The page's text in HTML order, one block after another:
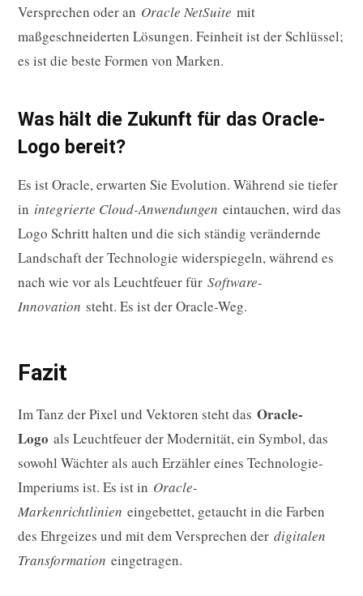
Versprechen oder an Oracle NetSuite mit
maßgeschneiderten Lösungen. Feinheit ist der Schlüssel;
es ist die beste Formen von Marken.
Was hält die Zukunft für das Oracle-
Logo bereit?
Es ist Oracle, erwarten Sie Evolution. Während sie tiefer
in integrierte Cloud-Anwendungen eintauchen, wird das
Logo Schritt halten und die sich ständig verändernde
Landschaft der Technologie widerspiegeln, während es
nach wie vor als Leuchtfeuer für Software-
Innovation steht. Es ist der Oracle-Weg.
Fazit
Im Tanz der Pixel und Vektoren steht das Oracle-
Logo als Leuchtfeuer der Modernität, ein Symbol, das
sowohl Wächter als auch Erzähler eines Technologie-
Imperiums ist. Es ist in Oracle-
Markenrichtlinien eingebettet, getaucht in die Farben
des Ehrgeizes und mit dem Versprechen der digitalen
Transformation eingetragen.